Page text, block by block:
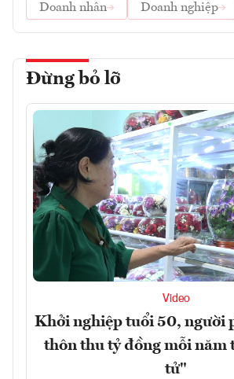
Doanh nhân
Doanh nghiệp
Đừng bỏ lỡ
Video
Khởi nghiệp tuổi 50, người
thôn thu tỷ đồng mỗi năm
tử"